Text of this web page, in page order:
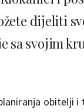
dijeliti
sa svojim
obitelji i